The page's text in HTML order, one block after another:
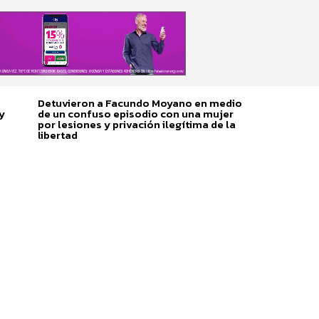
Detuvieron a Facundo Moyano en medio
de un confuso episodio con una mujer
por lesiones y privación ilegítima de la
libertad